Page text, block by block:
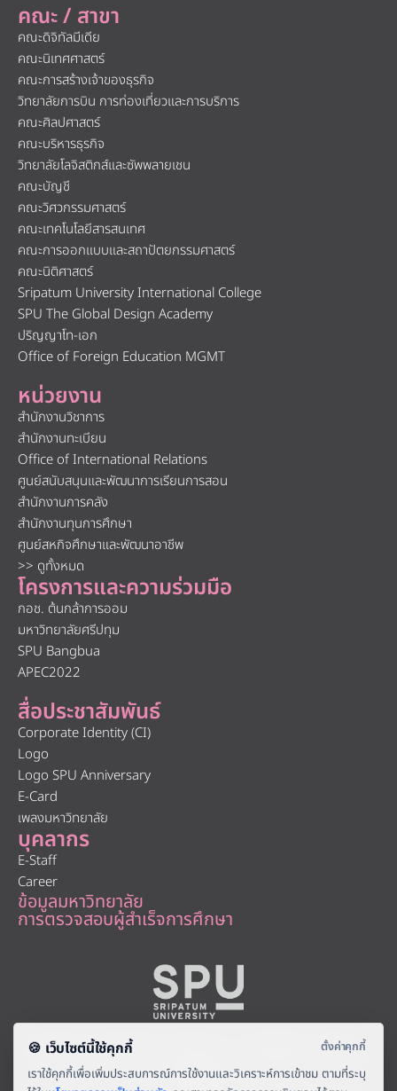
คณะ / สาขา
คณะดิจิทัลมีเดีย
คณะนิเทศศาสตร์
คณะการสร้างเจ้าของธุรกิจ
วิทยาลัยการบิน การท่องเที่ยวและการบริการ
คณะศิลปศาสตร์
คณะบริหารธุรกิจ
วิทยาลัยโลจิสติกส์และซัพพลายเชน
คณะบัญชี
คณะวิศวกรรมศาสตร์
คณะเทคโนโลยีสารสนเทศ
คณะการออกแบบและสถาปัตยกรรมศาสตร์
คณะนิติศาสตร์
Sripatum University International College
SPU The Global Design Academy
ปริญญาโท-เอก
Office of Foreign Education MGMT
หน่วยงาน
สำนักงานวิชาการ
สำนักงานทะเบียน
Office of International Relations
ศูนย์สนับสนุนและพัฒนาการเรียนการสอน
สำนักงานการคลัง
สำนักงานทุนการศึกษา
ศูนย์สหกิจศึกษาและพัฒนาอาชีพ
>> ดูทั้งหมด
โครงการและความร่วมมือ
กอช. ต้นกล้าการออม
มหาวิทยาลัยศรีปทุม
SPU Bangbua
APEC2022
สื่อประชาสัมพันธ์
Corporate Identity (CI)
Logo
Logo SPU Anniversary
E-Card
เพลงมหาวิทยาลัย
บุคลากร
E-Staff
Career
ข้อมูลมหาวิทยาลัย
การตรวจสอบผู้สำเร็จการศึกษา
About|Faculty |Job|
Contact